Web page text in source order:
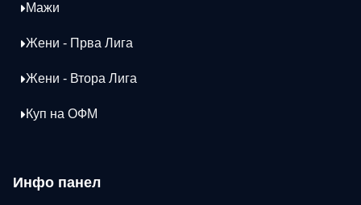
Мажи
Жени - Прва Лига
Жени - Втора Лига
Куп на ОФМ
Инфо панел